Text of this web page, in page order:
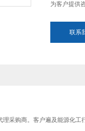
为客户提供
联系
采购商。客户遍及能源化工